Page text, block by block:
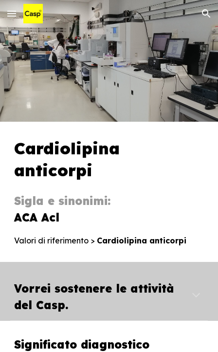
Skip to main content Skip to navigation
Cardiolipina
anticorpi
Sigla e sinonimi:
ACA Acl
Valori di riferimento > Cardiolipina anticorpi
Vorrei sostenere le attività
del Casp.
Significato diagnostico